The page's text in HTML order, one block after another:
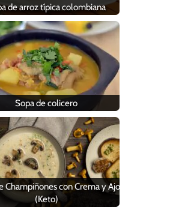
de arroz típica colombiana
Sopa de colicero
Champiñones con Crema y Ajo
(Keto)